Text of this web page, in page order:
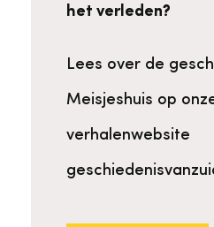
het verleden?
Lees over de
Meisjeshuis op
verhalenwebsite